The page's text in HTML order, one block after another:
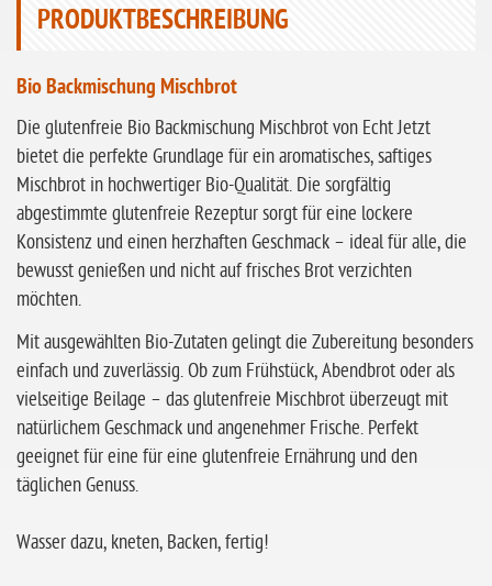
ohne
ohne Palmöl
PRODUKTBESCHREIBUNG
Bio Backmischung Mischbrot
Die glutenfreie Bio Backmischung Mischbrot von Echt Jetzt
bietet die perfekte Grundlage für ein aromatisches, saftiges
Mischbrot in hochwertiger Bio-Qualität. Die sorgfältig
abgestimmte glutenfreie Rezeptur sorgt für eine lockere
Konsistenz und einen herzhaften Geschmack – ideal für alle, die
bewusst genießen und nicht auf frisches Brot verzichten
möchten.
Mit ausgewählten Bio-Zutaten gelingt die Zubereitung besonders
einfach und zuverlässig. Ob zum Frühstück, Abendbrot oder als
vielseitige Beilage – das glutenfreie Mischbrot überzeugt mit
natürlichem Geschmack und angenehmer Frische. Perfekt
geeignet für eine für eine glutenfreie Ernährung und den
täglichen Genuss.
Wasser dazu, kneten, Backen, fertig!